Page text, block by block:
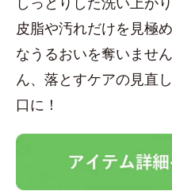
皮脂や汚れだけを見極
なうるおいを奪いませ
ん、落とすケアの見直
口に！